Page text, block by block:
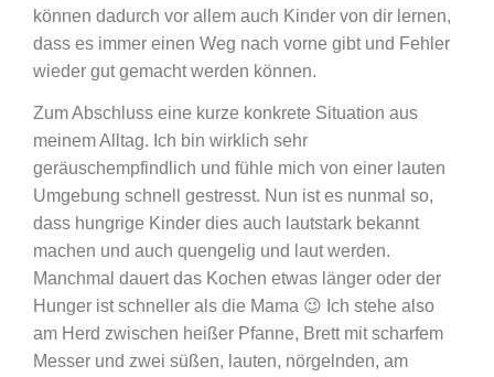
können dadurch vor allem auch Kinder von dir lernen,
dass es immer einen Weg nach vorne gibt und Fehler
wieder gut gemacht werden können.
Zum Abschluss eine kurze konkrete Situation aus
meinem Alltag. Ich bin wirklich sehr
geräuschempfindlich und fühle mich von einer lauten
Umgebung schnell gestresst. Nun ist es nunmal so,
dass hungrige Kinder dies auch lautstark bekannt
machen und auch quengelig und laut werden.
Manchmal dauert das Kochen etwas länger oder der
Hunger ist schneller als die Mama 😉 Ich stehe also
am Herd zwischen heißer Pfanne, Brett mit scharfem
Messer und zwei süßen, lauten, nörgelnden, am